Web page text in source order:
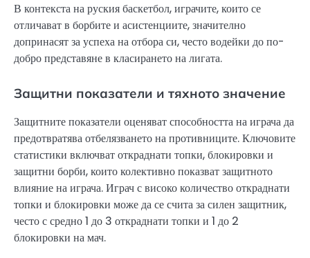
В контекста на руския баскетбол, играчите, които се
отличават в борбите и асистенциите, значително
допринасят за успеха на отбора си, често водейки до по-
добро представяне в класирането на лигата.
Защитни показатели и тяхното значение
Защитните показатели оценяват способността на играча да
предотвратява отбелязването на противниците. Ключовите
статистики включват откраднати топки, блокировки и
защитни борби, които колективно показват защитното
влияние на играча. Играч с високо количество откраднати
топки и блокировки може да се счита за силен защитник,
често с средно 1 до 3 откраднати топки и 1 до 2
блокировки на мач.